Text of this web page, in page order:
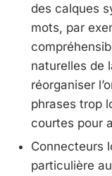
des calques
mots, par
naturelles de
réorganiser
phrases trop
courtes pour
Connecteurs
particulière